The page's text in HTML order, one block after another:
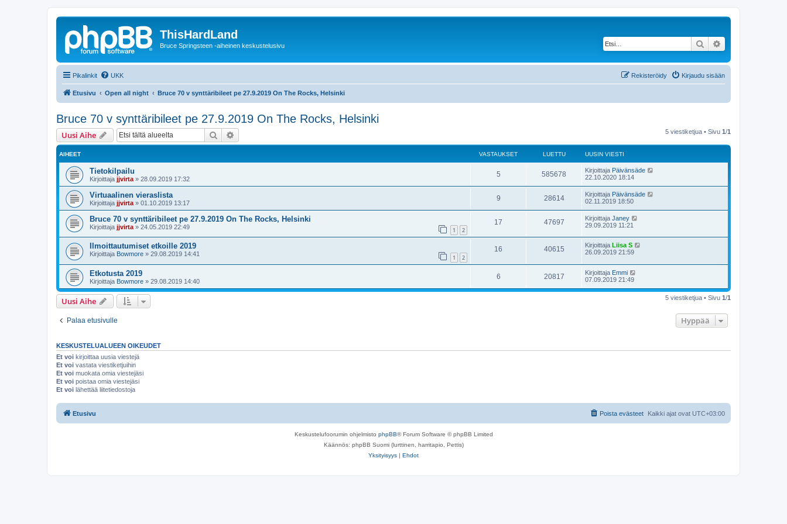
ThisHardLand
Bruce Springsteen -aiheinen keskustelusivu Etsi
Pikalinkit UKK Kirjaudu sisään
Rekisteröidy
Etusivu Open all night Bruce 70 v synttäribileet pe 27.9.2019 On The Rocks, Helsinki
Bruce 70 v synttäribileet pe 27.9.2019 On The Rocks, Helsinki
Uusi Aihe Etsi 5 viestiketjua • Sivu 1/1
AIHEET VASTAUKSET LUETTU UUSIN VIESTI
Tietokilpailu
Kirjoittaja jjvirta » 28.09.2019 17:32
5 585678 Kirjoittaja Päivänsäde
22.10.2020 18:14
Virtuaalinen vieraslista
Kirjoittaja jjvirta » 01.10.2019 13:17
9 28614 Kirjoittaja Päivänsäde
02.11.2019 18:50
Bruce 70 v synttäribileet pe 27.9.2019 On The Rocks, Helsinki
Kirjoittaja jjvirta » 24.05.2019 22:49 1 2
17 47697 Kirjoittaja Janey
29.09.2019 11:21
Ilmoittautumiset etkoille 2019
Kirjoittaja Bowmore » 29.08.2019 14:41 1 2
16 40615 Kirjoittaja Liisa S
26.09.2019 21:59
Etkotusta 2019
Kirjoittaja Bowmore » 29.08.2019 14:40
6 20817 Kirjoittaja Emmi
07.09.2019 21:49
Uusi Aihe 5 viestiketjua • Sivu 1/1
Palaa etusivulle Hyppää
KESKUSTELUALUEEN OIKEUDET
Et voi kirjoittaa uusia viestejä
Et voi vastata viestiketjuihin
Et voi muokata omia viestejäsi
Et voi poistaa omia viestejäsi
Et voi lähettää liitetiedostoja
Etusivu Kaikki ajat ovat UTC+03:00
Poista evästeet
Keskustelufoorumin ohjelmisto phpBB® Forum Software © phpBB Limited
Käännös: phpBB Suomi (lurttinen, harritapio, Pettis)
Yksityisyys | Ehdot